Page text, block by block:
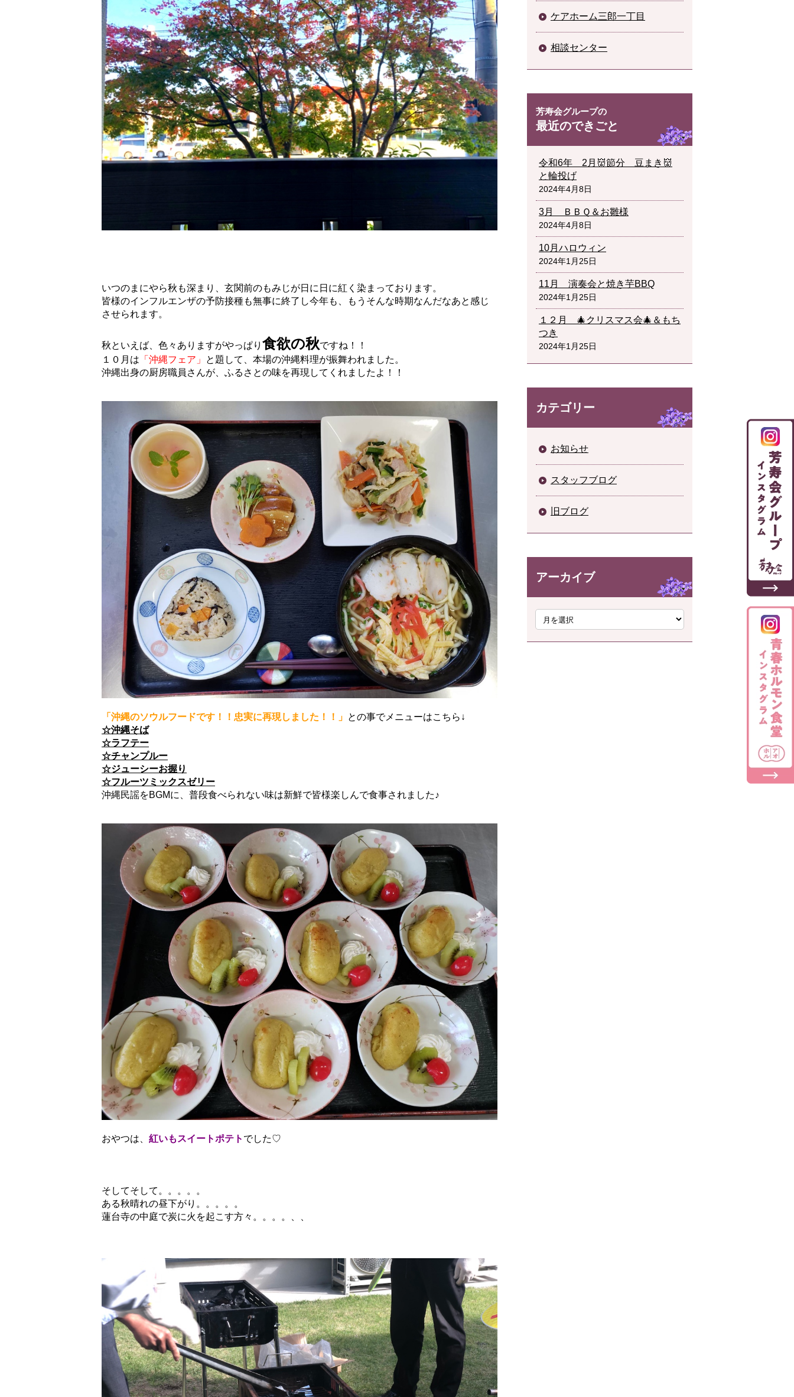
いつのまにやら秋も深まり、玄関前のもみじが日に日に紅く染まっております。
皆様のインフルエンザの予防接種も無事に終了し今年も、もうそんな時期なんだなあと感じ
させられます。
秋といえば、色々ありますがやっぱり 食欲の秋ですね！！
１０月は 「沖縄フェア」
と題して、本場の沖縄料理が振舞われました。
沖縄出身の厨房職員さんが、ふるさとの味を再現してくれましたよ！！
「沖縄のソウルフードです！！忠実に再現しました！！」 との事でメニューはこちら↓
☆沖縄そば
☆ラフテー
☆チャンプルー
☆ジューシーお握り
☆フルーツミックスゼリー
沖縄民謡をBGMに、普段食べられない味は新鮮で皆様楽しんで食事されました♪
おやつは、 紅いもスイートポテト でした♡
そしてそして。。。。。
ある秋晴れの昼下がり。。。。。
蓮台寺の中庭で炭に火を起こす方々。。。。、、
ケアホーム三郎一丁目
相談センター
最近のできごと
令和6年 2月👹節分 豆まき👹
と輪投げ
2024年4月8日
3月 ＢＢＱ＆お雛様
2024年4月8日
10月ハロウィン
2024年1月25日
11月 演奏会と焼き芋BBQ
2024年1月25日
１２月 🎄クリスマス会🎄＆もち
つき
2024年1月25日
カテゴリー
お知らせ
スタッフブログ
旧ブログ
アーカイブ